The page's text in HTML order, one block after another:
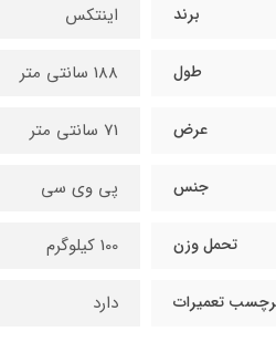
برند اینتکس
طول 188 سانتی متر
عرض 71 سانتی متر
جنس پی وی سی
تحمل وزن 100 کیلوگرم
تعمیرات دارد